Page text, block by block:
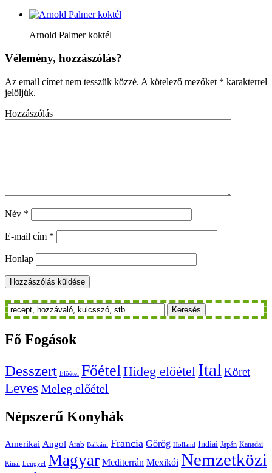
Arnold Palmer koktél
Vélemény, hozzászólás?
Az email címet nem tesszük közzé. A kötelező mezőket * karakterrel
jelöljük.
Hozzászólás
Név *
E-mail cím *
Honlap
Keresés
Fő Fogások
Desszert Előétel Főétel Hideg előétel Ital Köret
Leves Meleg előétel
Népszerű Konyhák
Amerikai Angol Arab Balkáni Francia Görög Holland Indiai Japán Kanadai
Kínai Lengyel Magyar Mediterrán Mexikói Nemzetközi